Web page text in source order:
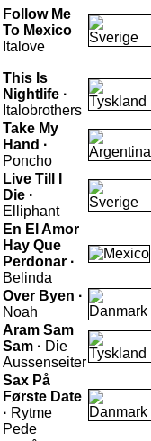
Follow Me
To Mexico
Italove
This Is
Nightlife ·
Italobrothers
Take My
Hand ·
Poncho
Live Till I
Die ·
Elliphant
En El Amor
Hay Que
Perdonar ·
Belinda
Over Byen ·
Noah
Aram Sam
Sam · Die
Aussenseiter
Sax På
Første Date
· Rytme
Pede